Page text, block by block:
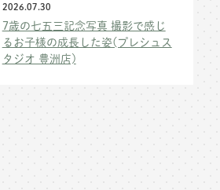
2026.07.30
7歳の七五三記念写真 撮影で感じ
るお子様の成長した姿(プレシュス
タジオ 豊洲店)